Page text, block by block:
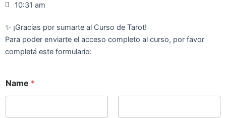
10:31 am
✨ ¡Gracias por sumarte al Curso de Tarot!
Para poder enviarte el acceso completo al curso, por favor
completá este formulario:
Name *